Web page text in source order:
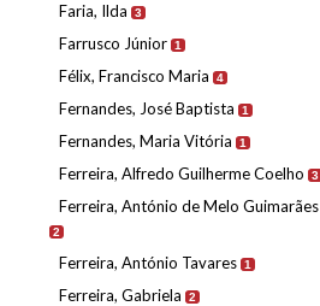
Faria, Ilda 3
Farrusco Júnior 1
Félix, Francisco Maria 4
Fernandes, José Baptista 1
Fernandes, Maria Vitória 1
Ferreira, Alfredo Guilherme Coelho 3
Ferreira, António de Melo Guimarães
2
Ferreira, António Tavares 1
Ferreira, Gabriela 2